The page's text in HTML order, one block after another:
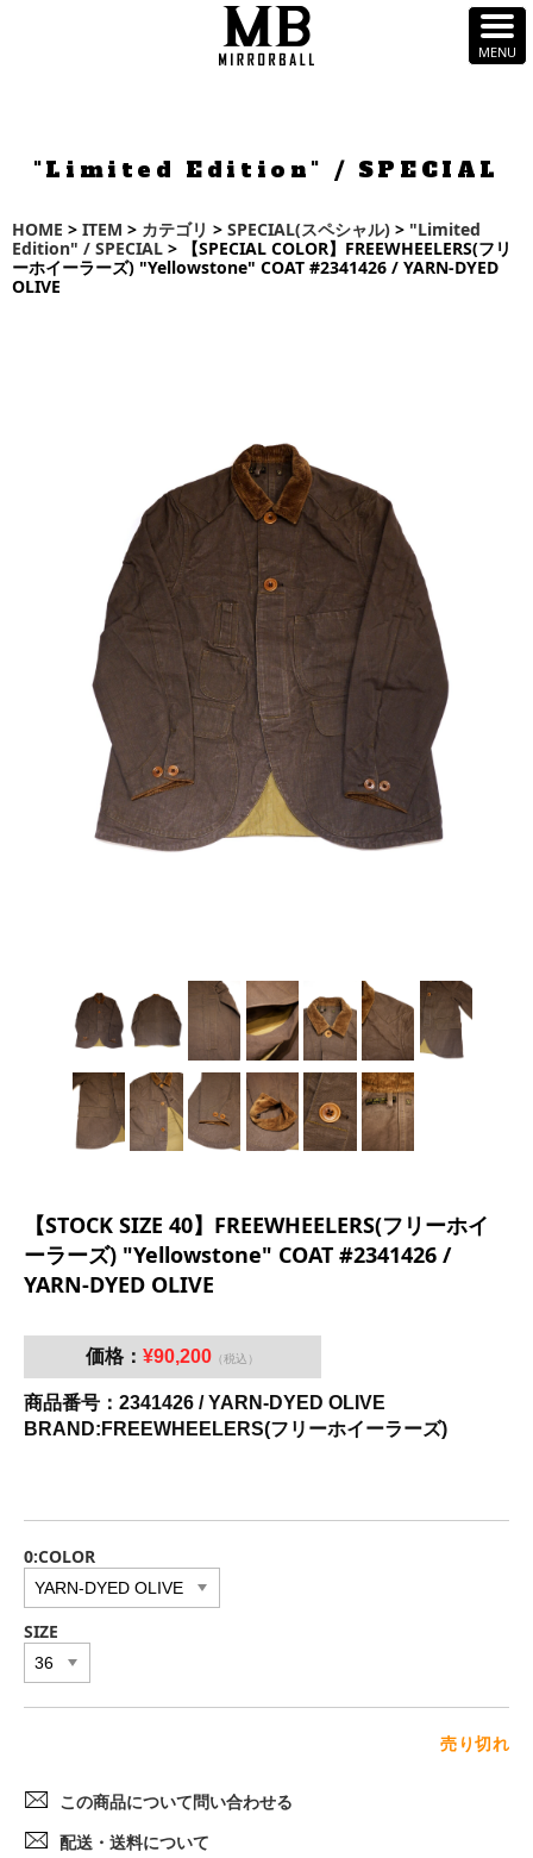
"Limited Edition" / SPECIAL
HOME > ITEM > カテゴリ > SPECIAL(スペシャル) > "Limited
Edition" / SPECIAL > 【SPECIAL COLOR】FREEWHEELERS(フリ
ーホイーラーズ) "Yellowstone" COAT #2341426 / YARN-DYED
OLIVE
【STOCK SIZE 40】FREEWHEELERS(フリーホイ
ーラーズ) "Yellowstone" COAT #2341426 /
YARN-DYED OLIVE
価格： ¥90,200 （税込）
商品番号：2341426 / YARN-DYED OLIVE
BRAND:FREEWHEELERS(フリーホイーラーズ)
0:COLOR
SIZE
売り切れ
この商品について問い合わせる
配送・送料について